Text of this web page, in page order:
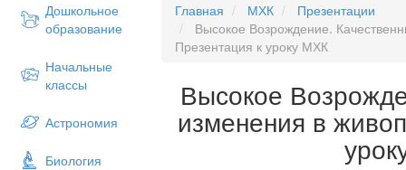
Дошкольное
образование
Начальные
классы
Астрономия
Биология
Главная МХК
Презентации
Высокое Возрождение.
Презентация к уроку МХК
Высокое
изменения в